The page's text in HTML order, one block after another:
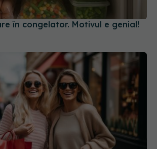
în congelator. Motivul e genial!